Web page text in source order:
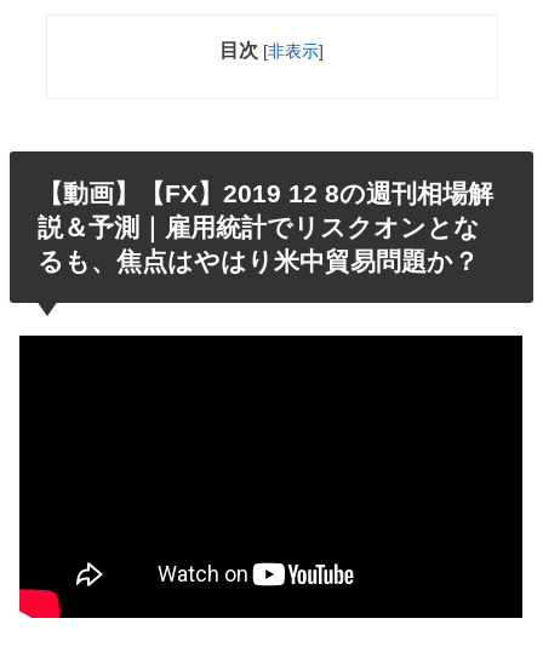
目次 [非表示]
【動画】【FX】2019 12 8の週刊相場解
説＆予測｜雇用統計でリスクオンとな
るも、焦点はやはり米中貿易問題か？